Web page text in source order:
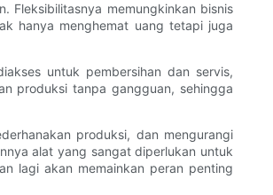
Fleksibilitasnya memungkinkan bisnis
hanya menghemat uang tetapi juga
untuk pembersihan dan servis,
produksi tanpa gangguan, sehingga
produksi, dan mengurangi
alat yang sangat diperlukan untuk
lagi akan memainkan peran penting